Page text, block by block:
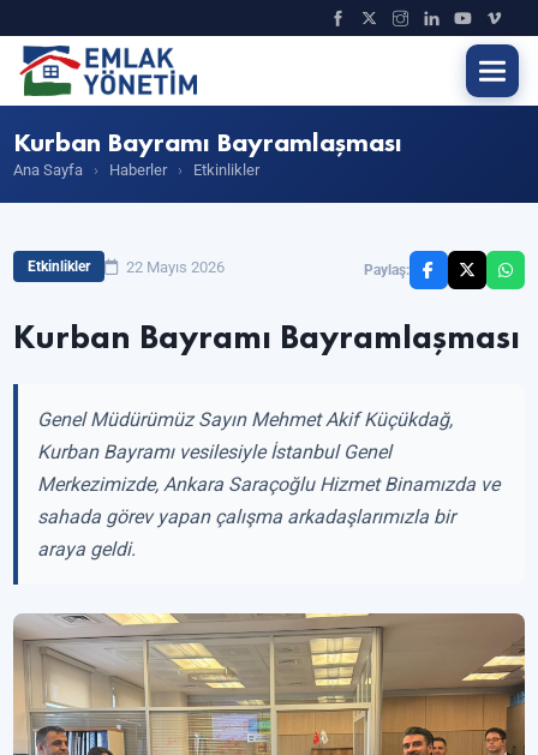
Kurban Bayramı Bayramlaşması
Ana Sayfa › Haberler › Etkinlikler
Etkinlikler 22 Mayıs 2026 Paylaş:
Kurban Bayramı Bayramlaşması
Genel Müdürümüz Sayın Mehmet Akif Küçükdağ,
Kurban Bayramı vesilesiyle İstanbul Genel
Merkezimizde, Ankara Saraçoğlu Hizmet Binamızda ve
sahada görev yapan çalışma arkadaşlarımızla bir
araya geldi.